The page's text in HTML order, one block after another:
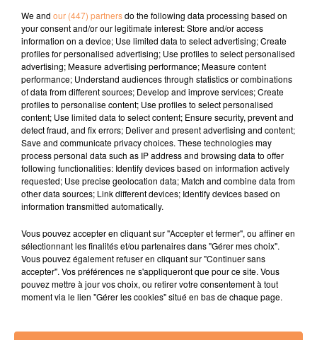
Page facebook :
https://www.facebook.com/opel.bearn.bigorre
Compte Instagram :
https://www.instagram.com/groupehapyauto/?hl=fr#
TITRES DIFFUSÉS
9h16
9h16 9h13
9h13 9h09
9h09
We and our (447) partnersdo the following data processing based on
your consent and/or our legitimate interest: Store and/or access
information on a device; Use limited data to select advertising; Create
profiles for personalised advertising; Use profiles to select personalised
advertising; Measure advertising performance; Measure content
performance; Understand audiences through statistics or combinations
of data from different sources; Develop and improve services; Create
profiles to personalise content; Use profiles to select personalised
content; Use limited data to select content; Ensure security, prevent and
detect fraud, and fix errors; Deliver and present advertising and content;
Save and communicate privacy choices. These technologies may
process personal data such as IP address and browsing data to offer
following functionalities: Identify devices based on information actively
requested; Use precise geolocation data; Match and combine data from
other data sources; Link different devices; Identify devices based on
information transmitted automatically.
Vous pouvez accepter en cliquant sur "Accepter et fermer", ou affiner en
sélectionnant les finalités et/ou partenaires dans "Gérer mes choix".
Vous pouvez également refuser en cliquant sur "Continuer sans
accepter". Vos préférences ne s'appliqueront que pour ce site. Vous
pouvez mettre à jour vos choix, ou retirer votre consentement à tout
moment via le lien "Gérer les cookies" situé en bas de chaque page.